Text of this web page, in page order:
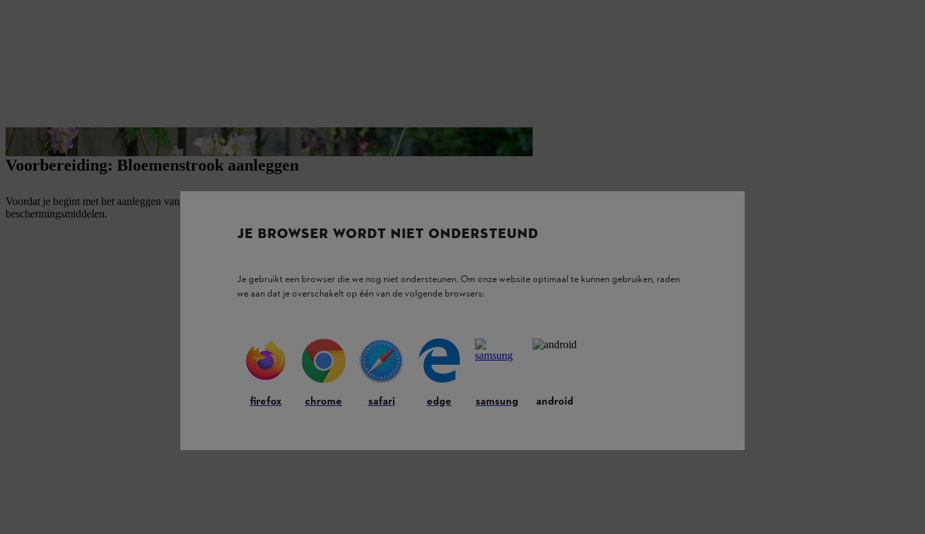
Bloemenstroken bevorderen de biodiversiteit
Voorbereiding: Bloemenstrook aanleggen
Voordat je begint met het aanleggen van een bloemenstrook in de tuin, heb je het beste al het gereedschap en materiaal bij de hand. Zorg ook voor geschikte
beschermingsmiddelen.
JE BROWSER WORDT NIET ONDERSTEUND
Je gebruikt een browser die we nog niet ondersteunen. Om onze website optimaal te kunnen gebruiken, raden
we aan dat je overschakelt op één van de volgende browsers:
firefox chrome safari edge samsung android